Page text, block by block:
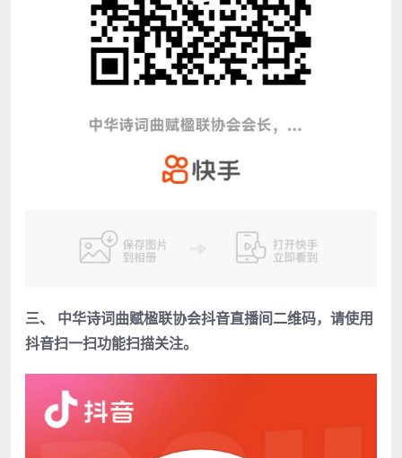
三、 中华诗词曲赋楹联协会抖音直播间二维码，请使用
抖音扫一扫功能扫描关注。